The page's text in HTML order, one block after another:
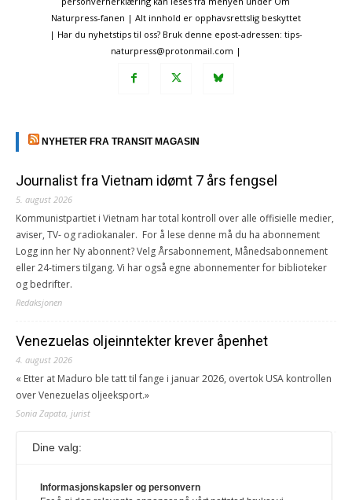
Naturpress-fanen | Alt innhold er opphavsrettslig beskyttet
| Har du nyhetstips til oss? Bruk denne epost-adressen: tips-
naturpress@protonmail.com |
NYHETER FRA TRANSIT MAGASIN
Journalist fra Vietnam idømt 7 års fengsel
5. august 2026
Kommunistpartiet i Vietnam har total kontroll over alle offisielle medier,
aviser, TV- og radiokanaler. For å lese denne må du ha abonnement
Logg inn her Ny abonnent? Velg Årsabonnement, Månedsabonnement
eller 24-timers tilgang. Vi har også egne abonnementer for biblioteker
og bedrifter.
Redaksjonen
Venezuelas oljeinntekter krever åpenhet
4. august 2026
« Etter at Maduro ble tatt til fange i januar 2026, overtok USA kontrollen
over Venezuelas oljeeksport.»
Sonia Zapata, jurist
117,8 millioner er på flukt, en nedgang fra forrige
1. august 2026
Dine valg:
Informasjonskapsler og personvern